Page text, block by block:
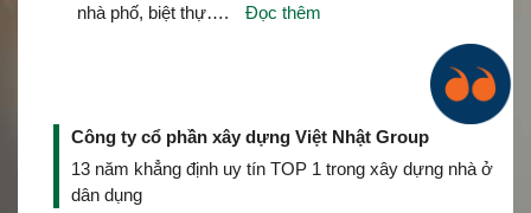
nhà phố, biệt thự….
Đọc thêm
Công ty cổ phần xây dựng Việt Nhật Group
13 năm khẳng định uy tín TOP 1 trong xây dựng nhà ở
dân dụng